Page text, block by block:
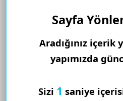
Sayfa
Aradığınız içerik
yapımızda
Sizi 1 saniye